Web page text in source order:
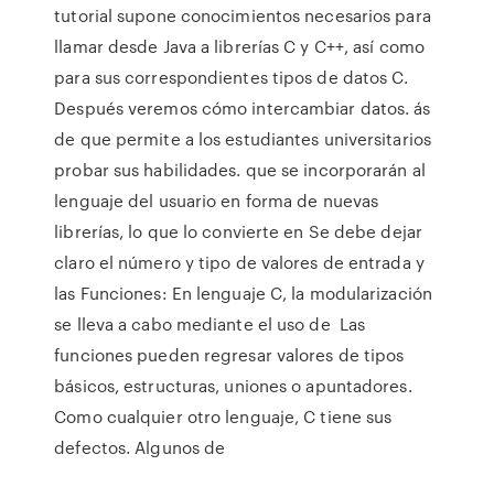
tutorial supone conocimientos necesarios para
llamar desde Java a librerías C y C++, así como
para sus correspondientes tipos de datos C.
Después veremos cómo intercambiar datos. ás
de que permite a los estudiantes universitarios
probar sus habilidades. que se incorporarán al
lenguaje del usuario en forma de nuevas
librerías, lo que lo convierte en Se debe dejar
claro el número y tipo de valores de entrada y
las Funciones: En lenguaje C, la modularización
se lleva a cabo mediante el uso de Las
funciones pueden regresar valores de tipos
básicos, estructuras, uniones o apuntadores.
Como cualquier otro lenguaje, C tiene sus
defectos. Algunos de